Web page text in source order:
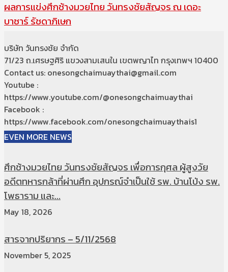
ผลการแข่งศึกช้างมวยไทย วันทรงชัยสัญจร ณ เดอะ
บาซาร์ รัชดาภิเษก
บริษัท วันทรงชัย จำกัด
71/23 ถ.เศรษฐศิริ แขวงสามเสนใน เขตพญาไท กรุงเทพฯ 10400
Contact us: onesongchaimuaythai@gmail.com
Youtube :
https://www.youtube.com/@onesongchaimuaythai
Facebook :
https://www.facebook.com/onesongchaimuaythais1
EVEN MORE NEWS
ศึกช้างมวยไทย วันทรงชัยสัญจร เพื่อการกุศล ผู้สูงวัย
อดีตทหารกล้าที่ผ่านศึก อุปกรณ์จำเป็นใช้ รพ. บ้านโป่ง รพ.
โพธาราม และ...
May 18, 2026
สารจากปริยากร – 5/11/2568
November 5, 2025